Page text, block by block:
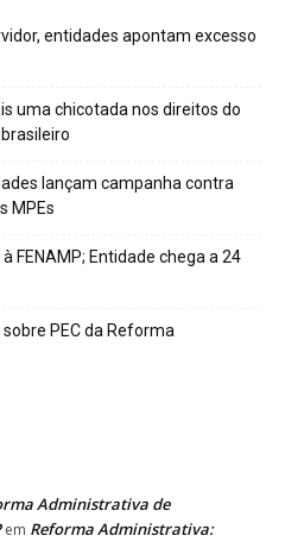
entidades apontam excesso
uma chicotada nos direitos do
lançam campanha contra
MPEs
FENAMP; Entidade chega a 24
PEC da Reforma
Administrativa de
em Reforma Administrativa: